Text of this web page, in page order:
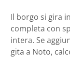
Il borgo si gira
completa con
intera. Se
gita a Noto,